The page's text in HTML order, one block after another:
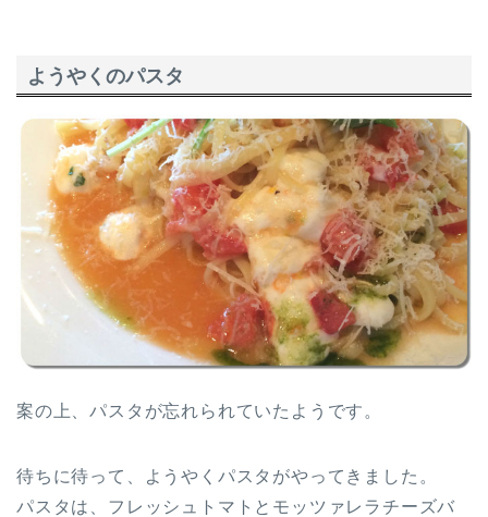
ようやくのパスタ
案の上、パスタが忘れられていたようです。
待ちに待って、ようやくパスタがやってきました。
パスタは、フレッシュトマトとモッツァレラチーズバ